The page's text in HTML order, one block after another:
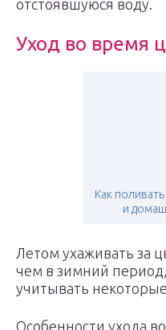
отстоявшуюся воду.
Уход во время
Как
и
Летом ухаживать за
чем в зимний
учитывать
Особенности ухода